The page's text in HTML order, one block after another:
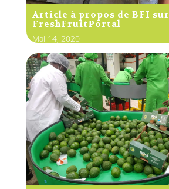
Article à propos de BFI sur
FreshFruitPortal
Mai 14, 2020